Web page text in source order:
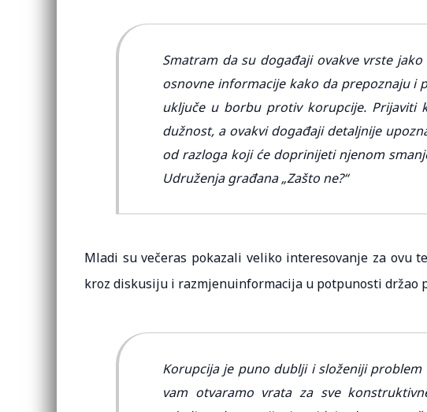
Smatram da su događaji ovakve vrste
osnovne informacije kako da prepoznaju i
uključe u borbu protiv korupcije. Prijaviti
dužnost, a ovakvi događaji detaljnije
od razloga koji će doprinijeti njenom
Udruženja građana „Zašto ne?“
Mladi su večeras pokazali veliko interesovanje za ovu
kroz diskusiju i razmjenuinformacija u potpunosti držao
Korupcija je puno dublji i složeniji
vam otvaramo vrata za sve